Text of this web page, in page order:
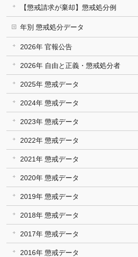
【懲戒請求が棄却】懲戒処分例
年別 懲戒処分データ
2026年 官報公告
2026年 自由と正義・懲戒処分者
2025年 懲戒データ
2024年 懲戒データ
2023年 懲戒データ
2022年 懲戒データ
2021年 懲戒データ
2020年 懲戒データ
2019年 懲戒データ
2018年 懲戒データ
2017年 懲戒データ
2016年 懲戒データ